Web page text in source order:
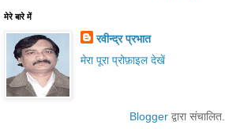
मेरे बारे में
रवीन्द्र प्रभात
मेरा पूरा प्रोफ़ाइल देखें
Bloggerद्वारा संचालित.